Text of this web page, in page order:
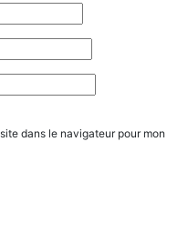
dans le navigateur pour mon